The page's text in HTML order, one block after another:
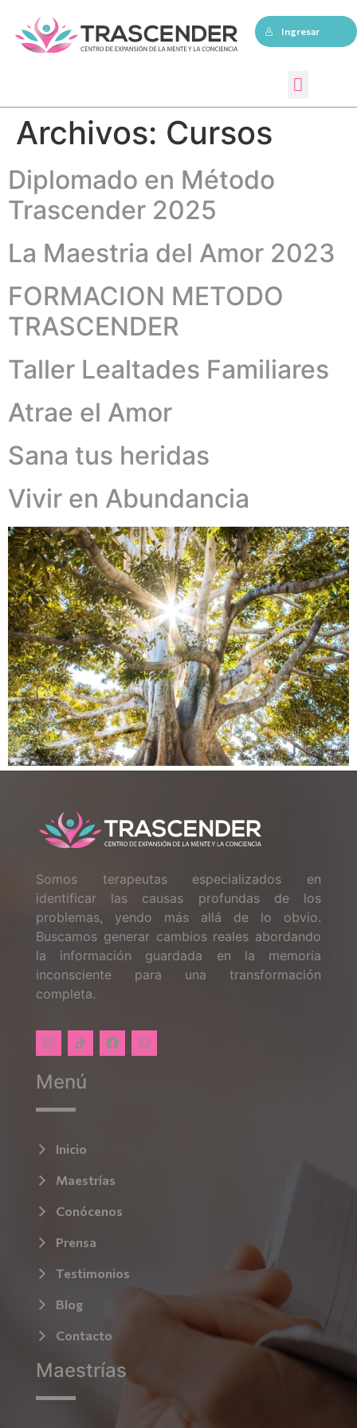
Ingresar
Archivos: Cursos
Diplomado en Método
Trascender 2025
La Maestria del Amor 2023
FORMACION METODO
TRASCENDER
Taller Lealtades Familiares
Atrae el Amor
Sana tus heridas
Vivir en Abundancia
Somos terapeutas especializados en
identificar las causas profundas de los
problemas, yendo más allá de lo obvio.
Buscamos generar cambios reales abordando
la información guardada en la memoria
inconsciente para una transformación
completa.
Menú
Inicio
Maestrías
Conócenos
Prensa
Testimonios
Blog
Contacto
Maestrías